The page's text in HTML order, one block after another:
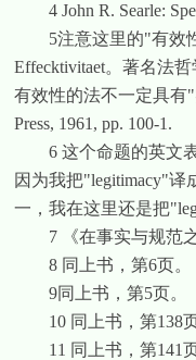
4 John R. Searle:
5注意这里的"有效
Effecktivitaet。著名法哲
有效性的法不一定具有"
Press, 1961, pp. 100-1.
6 这个命题的英文
因为我把"legitimacy"译
一，我在这里还是把
7
《在事实与规范
8 同上书，第6页。
9同上书，第5页。
10 同上书，第138
11 同上书，第141